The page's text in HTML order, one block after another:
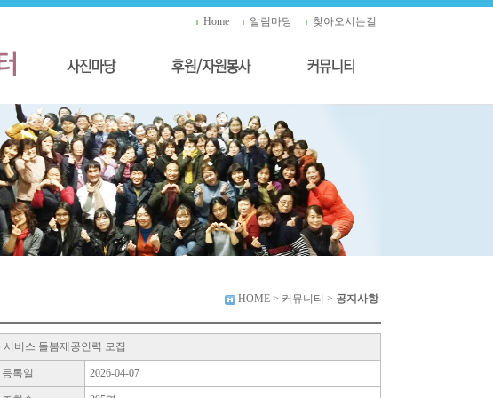
Home 알림마당 찾아오시는길
HOME > 커뮤니티 > 공지사항
비스 돌봄제공인력 모집
등록일 2026-04-07